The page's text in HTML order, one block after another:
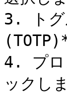
3. ト
4. プ
ックし